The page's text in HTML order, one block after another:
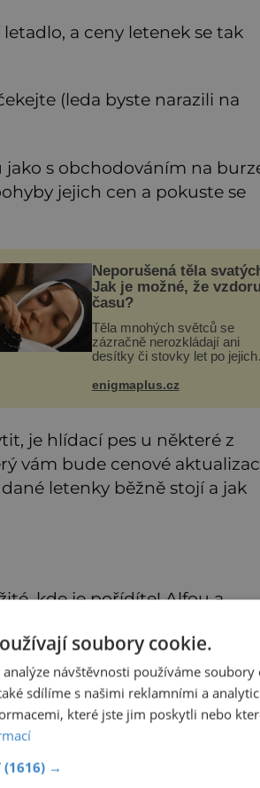
a ceny letenek se tak
(leda byste narazili na
s obchodováním na
jejich cen a pokuste se
Neporušená těla
Jak je možné, že
času?
Těla mnohých světců se
zázračně nerozkládají ani
desítky či stovky let po jejich
nebylo provedeno
Neporušené ostatky bývají
enigmaplus.cz
je hlídací pes u některé z
vám bude cenové
letenky běžně stojí a jak
kde je pořídíte! Alfou a
totiž lovíte letenky
letenky zvyšovat.
otálet, a donutit vás
cenu, musíte lovení
srovnávačích jako eSky nebo
soubory cookie.
návštěvnosti používáme
sdílíme s našimi reklamními a
které jste jim poskytli nebo
(1616) →